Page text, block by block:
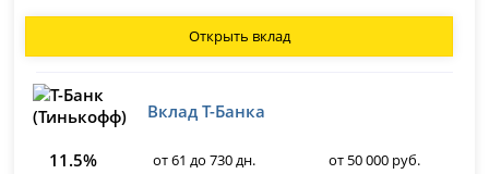
Открыть вклад
Вклад Т-Банка
11.5% от 61 до 730 дн. от 50 000 руб.